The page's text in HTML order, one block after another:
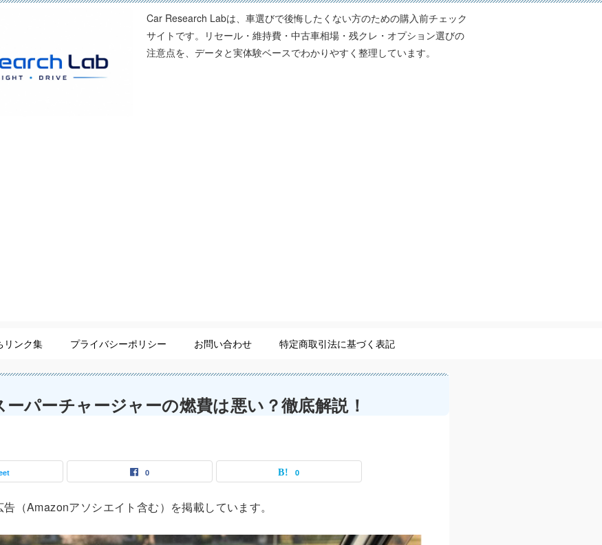
Car Research Labは、車選びで後悔したくない方のための購入前チェック
サイトです。リセール・維持費・中古車相場・残クレ・オプション選びの
注意点を、データと実体験ベースでわかりやすく整理しています。
リンク集 プライバシーポリシー お問い合わせ 特定商取引法に基づく表記
パーチャージャーの燃費は悪い？徹底解説！
0 0
（Amazonアソシエイト含む）を掲載しています。